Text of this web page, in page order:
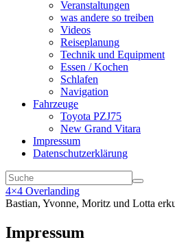
Veranstaltungen
was andere so treiben
Videos
Reiseplanung
Technik und Equipment
Essen / Kochen
Schlafen
Navigation
Fahrzeuge
Toyota PZJ75
New Grand Vitara
Impressum
Datenschutzerklärung
4×4 Overlanding
Bastian, Yvonne, Moritz und Lotta
Impressum